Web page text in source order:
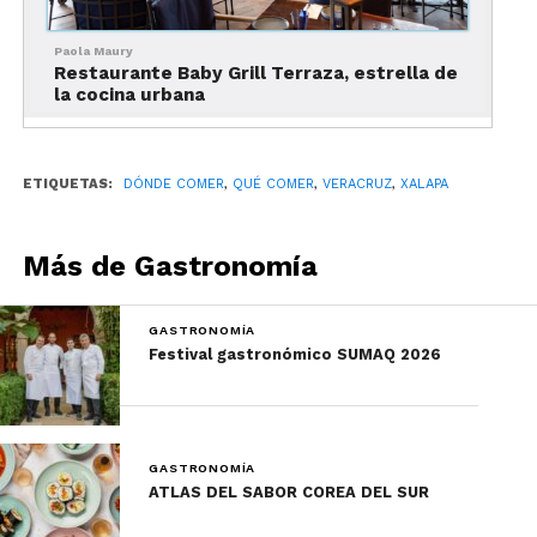
Foto: Ameyali
Un restaurante rodeado de bellos jardines, para
tener desayunos con familiares o amigos, sin
pensar en el tiempo. Por sus platillos y el servicio
mejores restaurantes en Xalapa. Así que anímate
4.- La Estancia de los
Tecajetes
Paola Maury
Restaurante Baby Grill Terraza, estrella de
la cocina urbana
ETIQUETAS: DÓNDE COMER, QUÉ COMER, VERACRUZ, XALAPA
Más de Gastronomía
GASTRONOMÍA
Festival gastronómico SUMAQ 2026
GASTRONOMÍA
ATLAS DEL SABOR COREA DEL SUR